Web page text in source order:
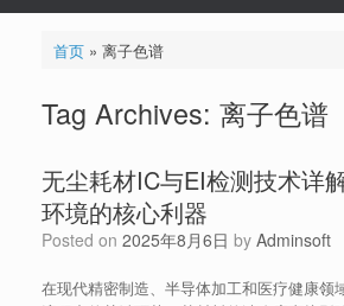
首页» 离子色谱
Tag Archives: 离子色谱
无尘耗材IC与EI检测技术详
环境的核心利器
Posted on 2025年8月6日 by Adminsoft
在现代精密制造、半导体加工和医疗健康领